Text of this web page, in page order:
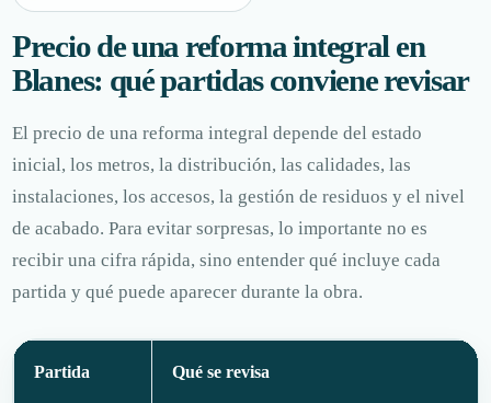
Precio de una reforma integral en
Blanes: qué partidas conviene revisar
El precio de una reforma integral depende del estado
inicial, los metros, la distribución, las calidades, las
instalaciones, los accesos, la gestión de residuos y el nivel
de acabado. Para evitar sorpresas, lo importante no es
recibir una cifra rápida, sino entender qué incluye cada
partida y qué puede aparecer durante la obra.
Partida Qué se revisa